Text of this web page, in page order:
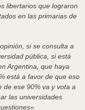
libertarios que lograron
en las primarias de
si se consulta a
pública, si está
Argentina, que haya
está a favor de que eso
de ese 90% va y vota a
las universidades